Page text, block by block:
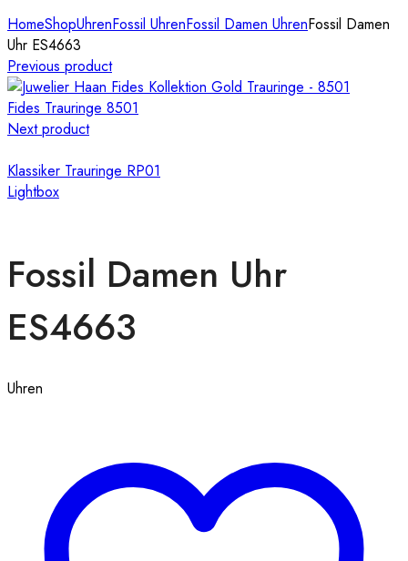
HomeShopUhrenFossil UhrenFossil Damen UhrenFossil Damen
Uhr ES4663
Previous product
Fides Trauringe 8501
Next product
Klassiker Trauringe RP01
Lightbox
Fossil Damen Uhr
ES4663
Uhren